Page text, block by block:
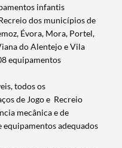
infantis
dos municípios de
Évora, Mora, Portel,
do Alentejo e Vila
equipamentos
todos os
de Jogo e Recreio
mecânica e de
equipamentos adequados